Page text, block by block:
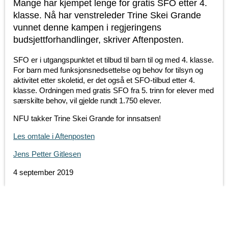
Mange har kjempet lenge for gratis SFO etter 4.
klasse. Nå har venstreleder Trine Skei Grande
vunnet denne kampen i regjeringens
budsjettforhandlinger, skriver Aftenposten.
SFO er i utgangspunktet et tilbud til barn til og med 4. klasse.
For barn med funksjonsnedsettelse og behov for tilsyn og
aktivitet etter skoletid, er det også et SFO-tilbud etter 4.
klasse. Ordningen med gratis SFO fra 5. trinn for elever med
særskilte behov, vil gjelde rundt 1.750 elever.
NFU takker Trine Skei Grande for innsatsen!
Les omtale i Aftenposten
Jens Petter Gitlesen
4 september 2019